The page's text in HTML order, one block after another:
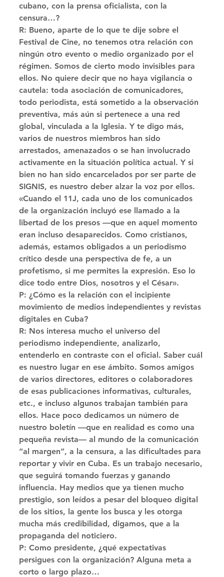
cubano, con la prensa oficialista, con la
censura…?
R: Bueno, aparte de lo que te dije sobre el
Festival de Cine, no tenemos otra relación con
ningún otro evento o medio organizado por el
régimen. Somos de cierto modo invisibles para
ellos. No quiere decir que no haya vigilancia o
cautela: toda asociación de comunicadores,
todo periodista, está sometido a la observación
preventiva, más aún si pertenece a una red
global, vinculada a la Iglesia. Y te digo más,
varios de nuestros miembros han sido
arrestados, amenazados o se han involucrado
activamente en la situación política actual. Y si
bien no han sido encarcelados por ser parte de
SIGNIS, es nuestro deber alzar la voz por ellos.
«Cuando el 11J, cada uno de los comunicados
de la organización incluyó ese llamado a la
libertad de los presos —que en aquel momento
eran incluso desaparecidos. Como cristianos,
además, estamos obligados a un periodismo
crítico desde una perspectiva de fe, a un
profetismo, si me permites la expresión. Eso lo
dice todo entre Dios, nosotros y el César».
P: ¿Cómo es la relación con el incipiente
movimiento de medios independientes y revistas
digitales en Cuba?
R: Nos interesa mucho el universo del
periodismo independiente, analizarlo,
entenderlo en contraste con el oficial. Saber cuál
es nuestro lugar en ese ámbito. Somos amigos
de varios directores, editores o colaboradores
de esas publicaciones informativas, culturales,
etc., e incluso algunos trabajan también para
ellos. Hace poco dedicamos un número de
nuestro boletín —que en realidad es como una
pequeña revista— al mundo de la comunicación
“al margen”, a la censura, a las dificultades para
reportar y vivir en Cuba. Es un trabajo necesario,
que seguirá tomando fuerzas y ganando
influencia. Hay medios que ya tienen mucho
prestigio, son leídos a pesar del bloqueo digital
de los sitios, la gente los busca y les otorga
mucha más credibilidad, digamos, que a la
propaganda del noticiero.
P: Como presidente, ¿qué expectativas
persigues con la organización? Alguna meta a
corto o largo plazo…